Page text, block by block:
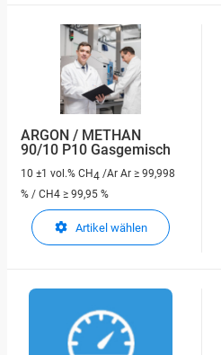
ARGON / METHAN
90/10 P10 Gasgemisch
10 ±1 vol.% CH4 /Ar Ar ≥ 99,998
% / CH4 ≥ 99,95 %
Artikel wählen